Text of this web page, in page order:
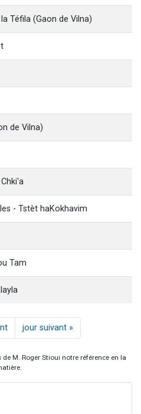
Téfila (Gaon de Vilna)
de Vilna)
- Tstèt haKokhavim
Tam
jour suivant »
M. Roger Stioui notre référence en la